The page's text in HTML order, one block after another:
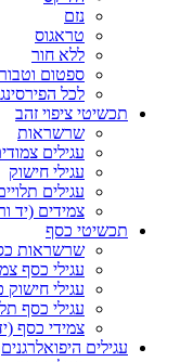
נזם
טראגוס
ללא חור
ספטום וטבור
לכל הפירסינג
תכשיטי ציפוי זהב
שרשראות
עגילים
עגילי חישוק
עגילים
צמידים (יד
תכשיטי כסף
שרשראות
עגילי כסף
עגילי חישוק
עגילי כסף
צמידי כסף
עגילים היפואלרגנים